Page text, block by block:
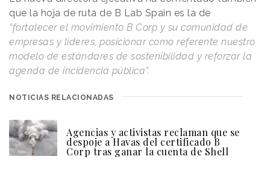
que la hoja de ruta de B Lab Spain es la de
“fortalecer el movimiento B Corp y su comunidad de
empresas y líderes, posicionar como referente nuestro
modelo de estándares de sostenibilidad y reforzar la
agenda de incidencia pública”.
NOTICIAS RELACIONADAS
Agencias y activistas reclaman que se
despoje a Havas del certificado B
Corp tras ganar la cuenta de Shell